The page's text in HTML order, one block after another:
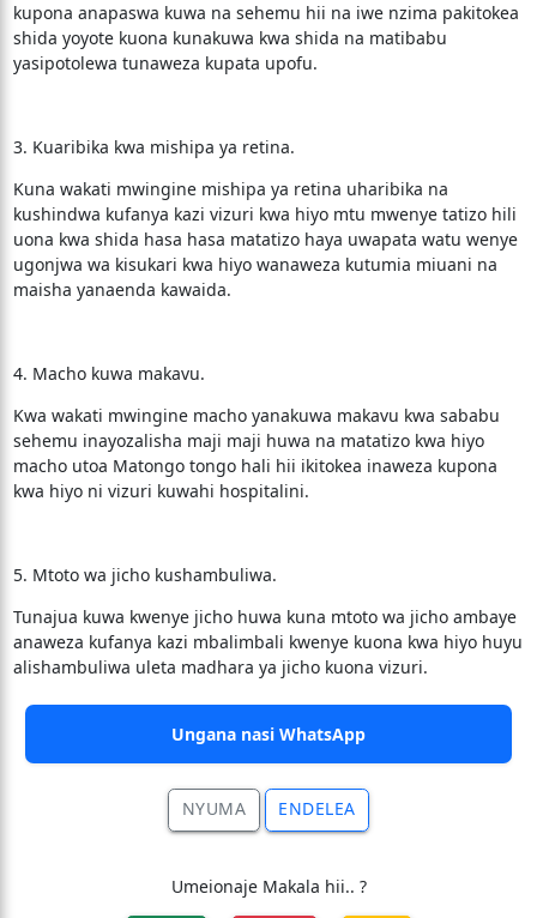
kupona anapaswa kuwa na sehemu hii na iwe nzima pakitokea
shida yoyote kuona kunakuwa kwa shida na matibabu
yasipotolewa tunaweza kupata upofu.
3. Kuaribika kwa mishipa ya retina.
Kuna wakati mwingine mishipa ya retina uharibika na
kushindwa kufanya kazi vizuri kwa hiyo mtu mwenye tatizo hili
uona kwa shida hasa hasa matatizo haya uwapata watu wenye
ugonjwa wa kisukari kwa hiyo wanaweza kutumia miuani na
maisha yanaenda kawaida.
4. Macho kuwa makavu.
Kwa wakati mwingine macho yanakuwa makavu kwa sababu
sehemu inayozalisha maji maji huwa na matatizo kwa hiyo
macho utoa Matongo tongo hali hii ikitokea inaweza kupona
kwa hiyo ni vizuri kuwahi hospitalini.
5. Mtoto wa jicho kushambuliwa.
Tunajua kuwa kwenye jicho huwa kuna mtoto wa jicho ambaye
anaweza kufanya kazi mbalimbali kwenye kuona kwa hiyo huyu
alishambuliwa uleta madhara ya jicho kuona vizuri.
Ungana nasi WhatsApp
NYUMA ENDELEA
Umeionaje Makala hii.. ?